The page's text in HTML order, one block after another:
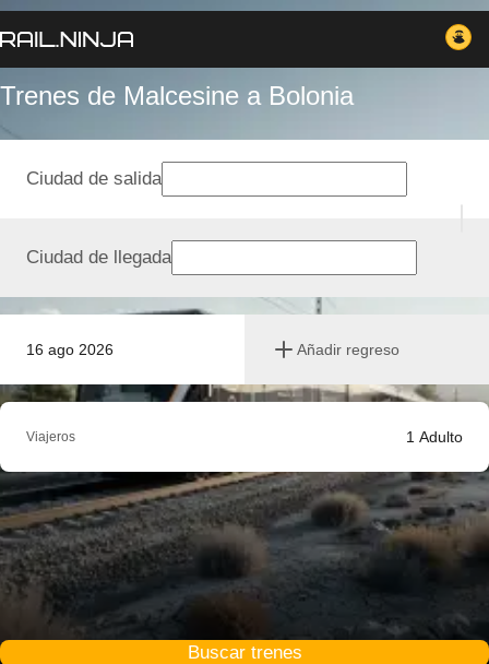
Trenes de Malcesine a Bolonia
16 ago 2026 Añadir regreso
Ciudad de salida
Ciudad de llegada
Viajeros 1 Adulto
Buscar trenes